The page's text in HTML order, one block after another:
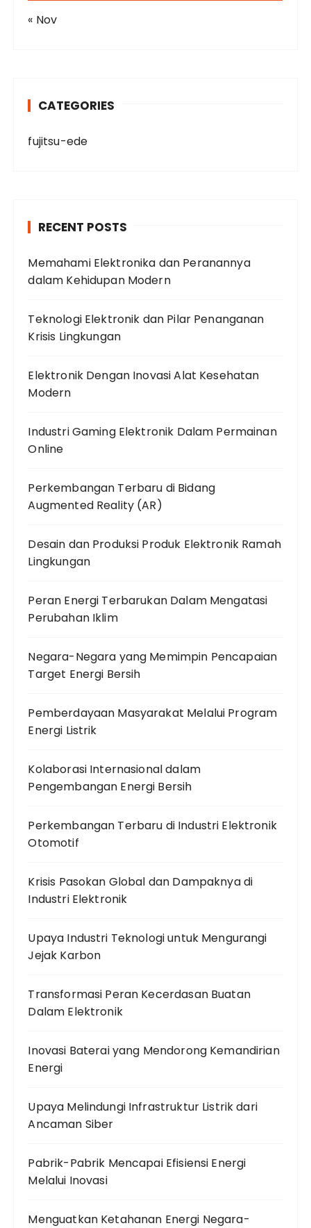
« Nov
CATEGORIES
fujitsu-ede
RECENT POSTS
Memahami Elektronika dan Peranannya
dalam Kehidupan Modern
Teknologi Elektronik dan Pilar Penanganan
Krisis Lingkungan
Elektronik Dengan Inovasi Alat Kesehatan
Modern
Industri Gaming Elektronik Dalam Permainan
Online
Perkembangan Terbaru di Bidang
Augmented Reality (AR)
Desain dan Produksi Produk Elektronik Ramah
Lingkungan
Peran Energi Terbarukan Dalam Mengatasi
Perubahan Iklim
Negara-Negara yang Memimpin Pencapaian
Target Energi Bersih
Pemberdayaan Masyarakat Melalui Program
Energi Listrik
Kolaborasi Internasional dalam
Pengembangan Energi Bersih
Perkembangan Terbaru di Industri Elektronik
Otomotif
Krisis Pasokan Global dan Dampaknya di
Industri Elektronik
Upaya Industri Teknologi untuk Mengurangi
Jejak Karbon
Transformasi Peran Kecerdasan Buatan
Dalam Elektronik
Inovasi Baterai yang Mendorong Kemandirian
Energi
Upaya Melindungi Infrastruktur Listrik dari
Ancaman Siber
Pabrik-Pabrik Mencapai Efisiensi Energi
Melalui Inovasi
Menguatkan Ketahanan Energi Negara-